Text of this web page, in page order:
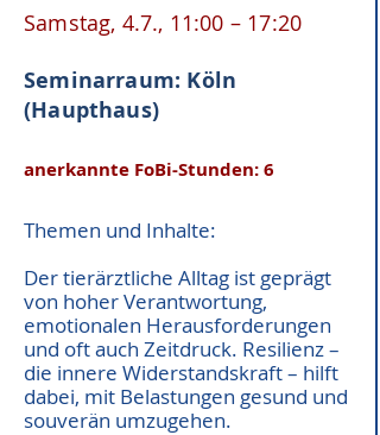
Samstag, 4.7., 11:00 – 17:20
Seminarraum: Köln
(Haupthaus)
anerkannte FoBi-Stunden: 6
Themen und Inhalte:
Der tierärztliche Alltag ist geprägt
von hoher Verantwortung,
emotionalen Herausforderungen
und oft auch Zeitdruck. Resilienz –
die innere Widerstandskraft – hilft
dabei, mit Belastungen gesund und
souverän umzugehen.